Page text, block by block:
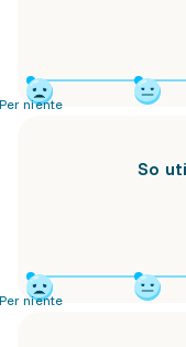
niente
So
niente